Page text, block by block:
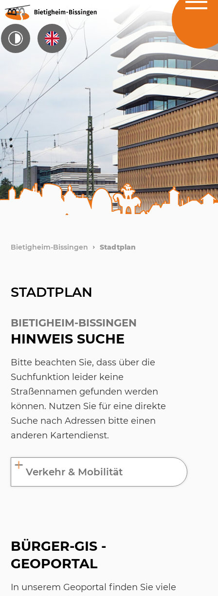
Bietigheim-Bissingen Stadtplan
STADTPLAN
BIETIGHEIM-BISSINGEN
HINWEIS SUCHE
Bitte beachten Sie, dass über die
Suchfunktion leider keine
Straßennamen gefunden werden
können. Nutzen Sie für eine direkte
Suche nach Adressen bitte einen
anderen Kartendienst.
Verkehr & Mobilität
BÜRGER-GIS -
GEOPORTAL
In unserem Geoportal finden Sie viele